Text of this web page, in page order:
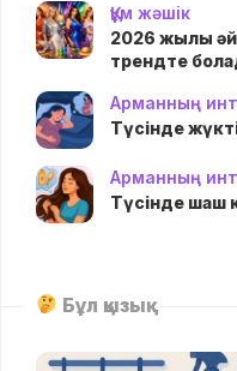
Құм жәшік
2026 жылы
трендте
Арманның
Түсінде
Арманның
Түсінде шаш
Бұл қызық